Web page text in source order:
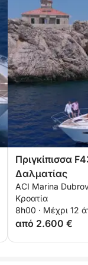
Πριγκίπισσα
Δαλματίας
ACI Marina
Κροατία
8h00 · Μέχρι 12
από 2.600 €